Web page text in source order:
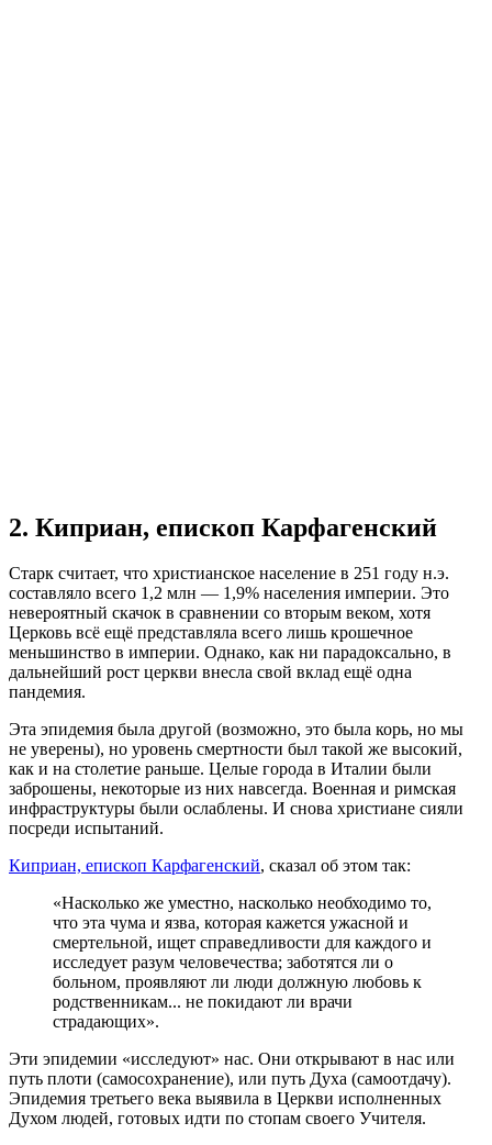
2. Киприан, епископ Карфагенский
Старк считает, что христианское население в 251 году н.э.
составляло всего 1,2 млн — 1,9% населения империи. Это
невероятный скачок в сравнении со вторым веком, хотя
Церковь всё ещё представляла всего лишь крошечное
меньшинство в империи. Однако, как ни парадоксально, в
дальнейший рост церкви внесла свой вклад ещё одна
пандемия.
Эта эпидемия была другой (возможно, это была корь, но мы
не уверены), но уровень смертности был такой же высокий,
как и на столетие раньше. Целые города в Италии были
заброшены, некоторые из них навсегда. Военная и римская
инфраструктуры были ослаблены. И снова христиане сияли
посреди испытаний.
Киприан, епископ Карфагенский, сказал об этом так:
«Насколько же уместно, насколько необходимо то,
что эта чума и язва, которая кажется ужасной и
смертельной, ищет справедливости для каждого и
исследует разум человечества; заботятся ли о
больном, проявляют ли люди должную любовь к
родственникам... не покидают ли врачи
страдающих».
Эти эпидемии «исследуют» нас. Они открывают в нас или
путь плоти (самосохранение), или путь Духа (самоотдачу).
Эпидемия третьего века выявила в Церкви исполненных
Духом людей, готовых идти по стопам своего Учителя.